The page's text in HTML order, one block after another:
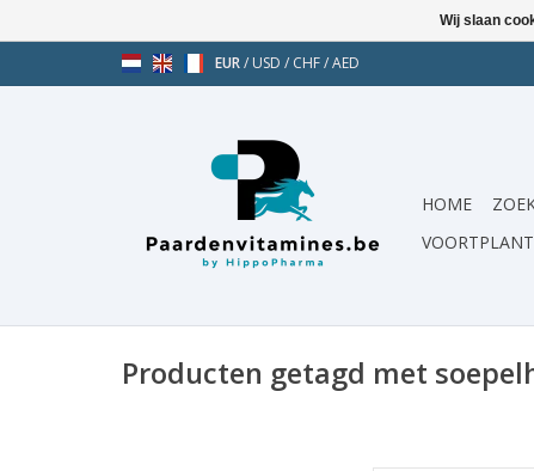
EUR/ USD / CHF/AED
HOME
Producten getagd met
Wij slaan